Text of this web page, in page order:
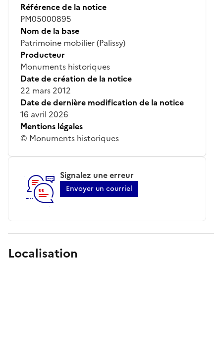
Référence de la notice
PM05000895
Nom de la base
Patrimoine mobilier (Palissy)
Producteur
Monuments historiques
Date de création de la notice
22 mars 2012
Date de dernière modification de la notice
16 avril 2026
Mentions légales
© Monuments historiques
Signalez une erreur
Envoyer un courriel
Localisation